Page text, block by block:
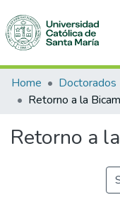
Communities &
All of DSpace
Statistics
Home Doctorados
Retorno a la
Retorno a